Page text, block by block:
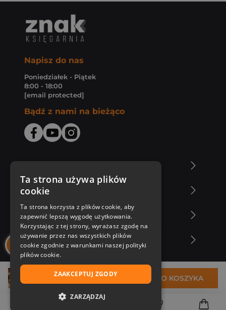
44,92 zł DO KOSZYKA
Napisz do nas
Poniedziałek - Piątek
8:00 - 18:00
[email protected]
Bądź z nami na bieżąco
Zakupy u nas
Nasza oferta
Nasi autorzy
Ta strona używa plików
cookie
Ta strona korzysta z plików cookie, aby
zapewnić lepszą wygodę użytkowania.
Korzystając z tej strony, wyrażasz zgodę na
używanie przez nas wszystkich plików
cookie zgodnie z warunkami naszej polityki
plików cookie.
ZAAKCEPTUJ ZGODY
ZARZĄDZAJ